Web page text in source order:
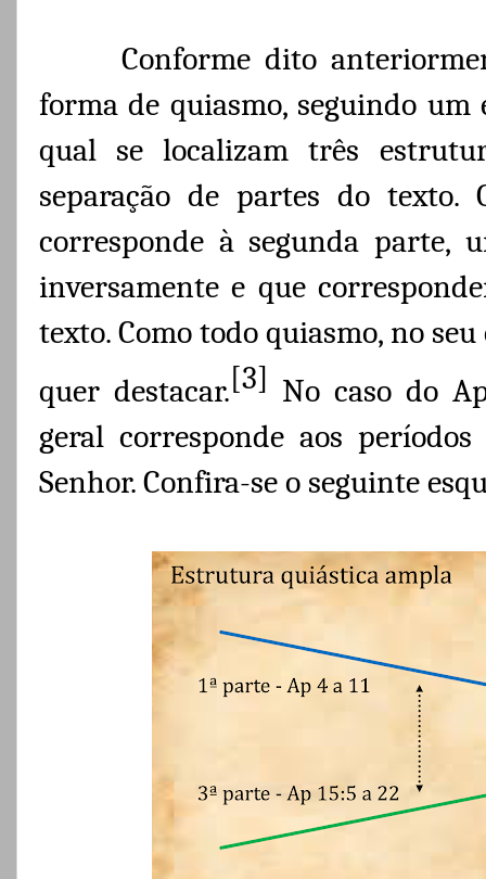
Conforme dito
forma de quiasmo, seguindo
qual se localizam três
separação de partes do
corresponde à segunda parte,
inversamente e que
texto. Como todo quiasmo, no
quer destacar.[3] No caso do
geral corresponde aos
Senhor. Confira-se o seguinte